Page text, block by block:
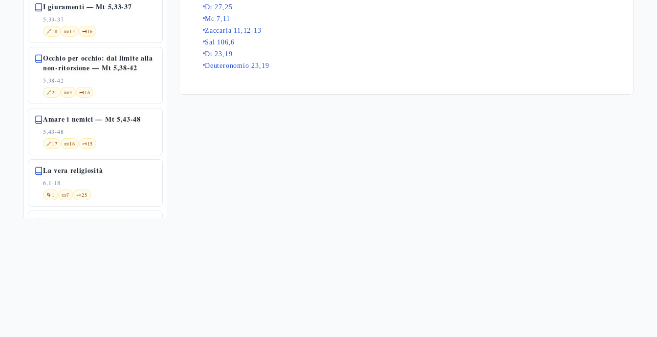
I giuramenti — Mt 5,33-37
5,33-37
🔗18 📜15 🗝️16
Occhio per occhio: dal limite alla
non-ritorsione — Mt 5,38-42
5,38-42
🔗21 📜3 🗝️16
Amare i nemici — Mt 5,43-48
5,43-48
🔗17 📜16 🗝️15
La vera religiosità
6,1-18
🌀 1 📜7 🗝️25
Dt 27,25
Mc 7,11
Zaccaria 11,12-13
Sal 106,6
Dt 23,19
Deuteronomio 23,19